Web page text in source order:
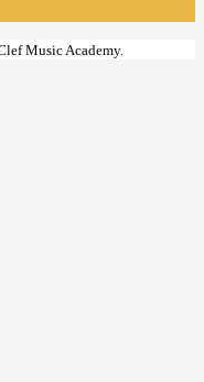
Music Academy.